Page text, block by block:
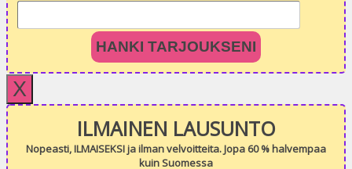
HANKI TARJOUKSENI
X
ILMAINEN LAUSUNTO
Nopeasti, ILMAISEKSI ja ilman velvoitteita. Jopa 60 % halvempaa
kuin Suomessa